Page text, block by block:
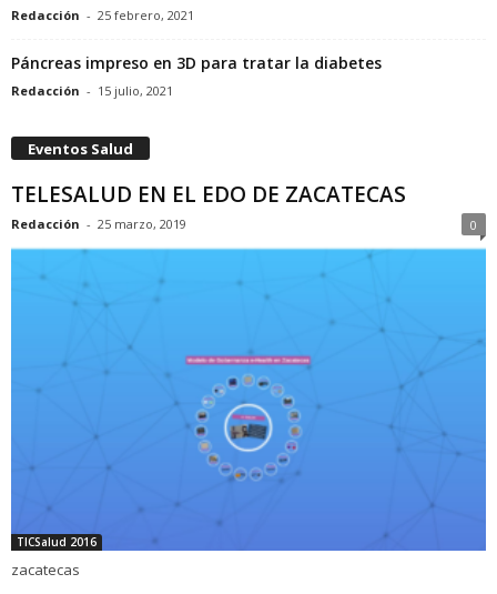
Redacción - 25 febrero, 2021
Páncreas impreso en 3D para tratar la diabetes
Redacción - 15 julio, 2021
Eventos Salud
TELESALUD EN EL EDO DE ZACATECAS
Redacción - 25 marzo, 2019 0
TICSalud 2016
zacatecas